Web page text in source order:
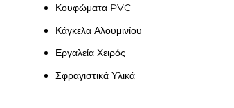
Κουφώματα PVC
Κάγκελα Αλουμινίου
Εργαλεία Χειρός
Σφραγιστικά Υλικά